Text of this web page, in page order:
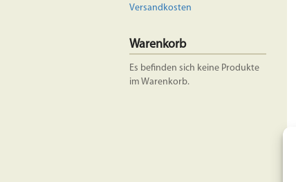
Versandkosten
Warenkorb
Es befinden sich keine Produkte
im Warenkorb.